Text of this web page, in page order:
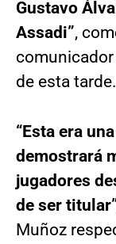
Gustavo
Assadi”,
de esta tarde.
“Esta era
demostrará
jugadores
de ser
Muñoz